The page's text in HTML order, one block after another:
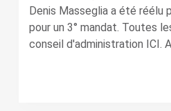
Denis Masseglia a été réélu
pour un 3° mandat. Toutes
conseil d'administration ICI.